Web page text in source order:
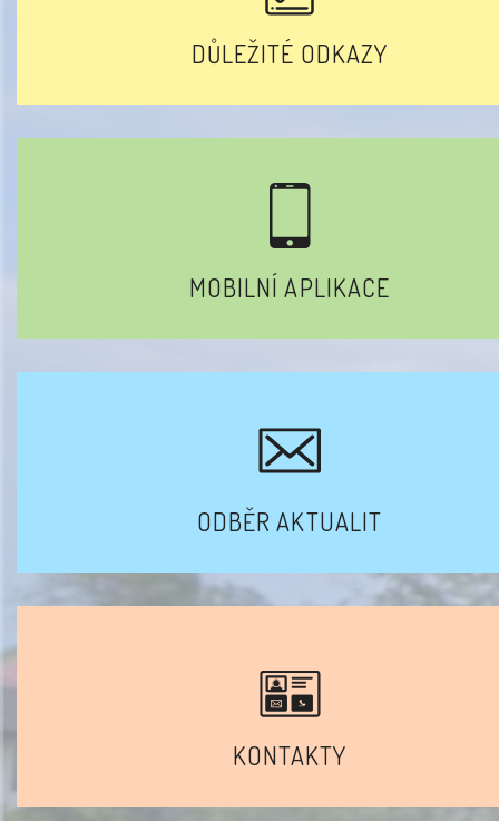
DŮLEŽITÉ ODKAZY
MOBILNÍ APLIKACE
ODBĚR AKTUALIT
KONTAKTY